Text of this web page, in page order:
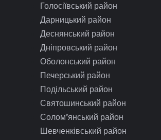
Голосіївський район
Дарницький район
Деснянський район
Дніпровський район
Оболонський район
Печерський район
Подільський район
Святошинський район
Солом’янський район
Шевченківський район